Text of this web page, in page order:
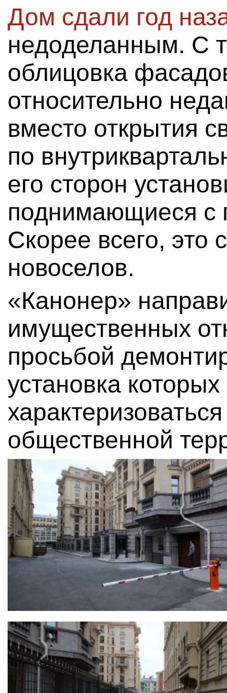
Дом сдали год
недоделанным. С
облицовка
относительно
вместо открытия
по
его сторон
поднимающиеся с
Скорее всего, это
новоселов.
«Канонер»
имущественных
просьбой
установка
общественной